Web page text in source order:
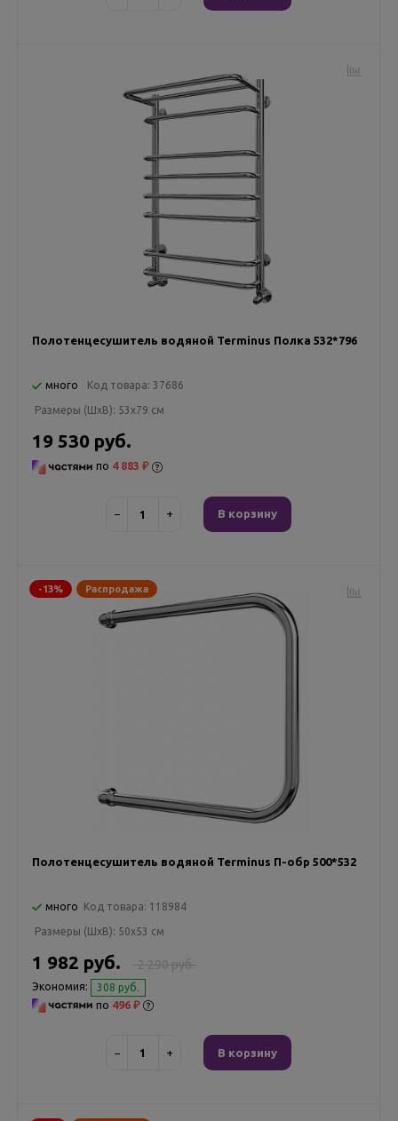
Полотенцесушитель водяной Terminus Полка 532*796
много Код товара: 37686
Размеры (ШxВ): 53x79 см
19 530 руб.
по 4 883 ₽
− + В корзину
-13% Распродажа
Полотенцесушитель водяной Terminus П-обр 500*532
много Код товара: 118984
Размеры (ШxВ): 50x53 см
2 290 руб.
1 982 руб.
Экономия: 308 руб.
по 496 ₽
− + В корзину